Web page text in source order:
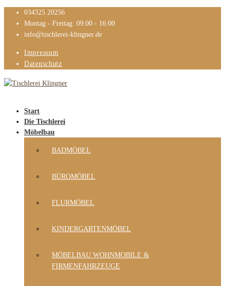
034325 20256
Montag - Freitag: 09:00 - 16:00
info@tischlerei-klingner.de
Impressum
Datenschutz
Start
Die Tischlerei
Möbelbau
BADMÖBEL
BÜROMÖBEL
FLURMÖBEL
KINDERGARTENMÖBEL
MÖBELBAU WOHNMOBILE &
FIRMENFAHRZEUGE